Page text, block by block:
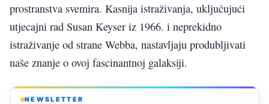
prostranstva svemira. Kasnija istraživanja, uključujući
utjecajni rad Susan Keyser iz 1966. i neprekidno
istraživanje od strane Webba, nastavljaju produbljivati
naše znanje o ovoj fascinantnoj galaksiji.
NEWSLETTER